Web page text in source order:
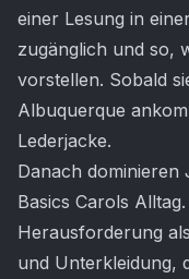
einer Lesung in
zugänglich und so,
vorstellen. Sobald
Albuquerque
Lederjacke.
Danach dominieren
Basics Carols
Herausforderung
und Unterkleidung,